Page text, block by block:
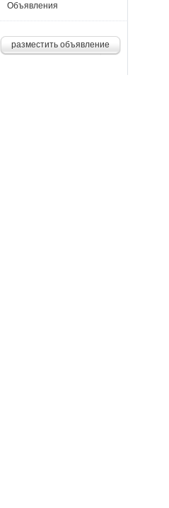
Объявления
разместить объявление